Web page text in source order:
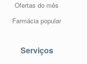
Ofertas do mês
Farmácia popular
Serviços